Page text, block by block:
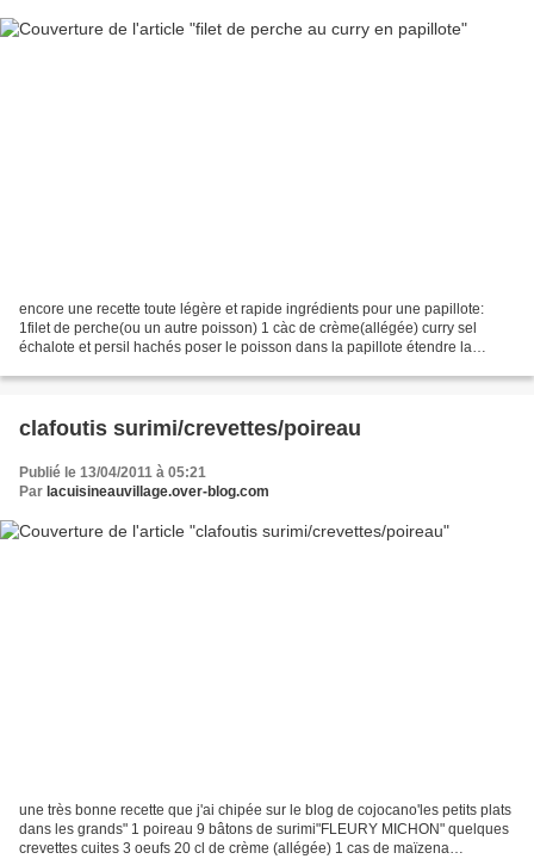
encore une recette toute légère et rapide ingrédients pour une papillote:
1filet de perche(ou un autre poisson) 1 càc de crème(allégée) curry sel
échalote et persil hachés poser le poisson dans la papillote étendre la
clafoutis surimi/crevettes/poireau
Publié le 13/04/2011 à 05:21
Par lacuisineauvillage.over-blog.com
une très bonne recette que j'ai chipée sur le blog de cojocano'les petits plats
dans les grands" 1 poireau 9 bâtons de surimi"FLEURY MICHON" quelques
crevettes cuites 3 oeufs 20 cl de crème (allégée) 1 cas de maïzena